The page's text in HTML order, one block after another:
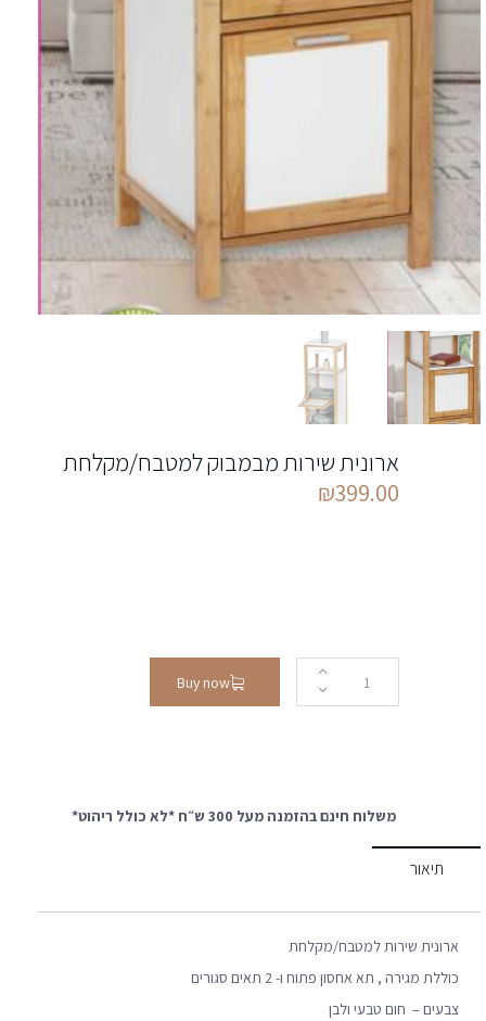
ארונית שירות מבמבוק למטבח/מקלחת
₪399.00
Buy now
משלוח חינם בהזמנה מעל 300 ש״ח *לא כולל ריהוט*
תיאור
ארונית שירות למטבח/מקלחת
כוללת מגירה , תא אחסון פתוח ו- 2 תאים סגורים
צבעים – חום טבעי ולבן